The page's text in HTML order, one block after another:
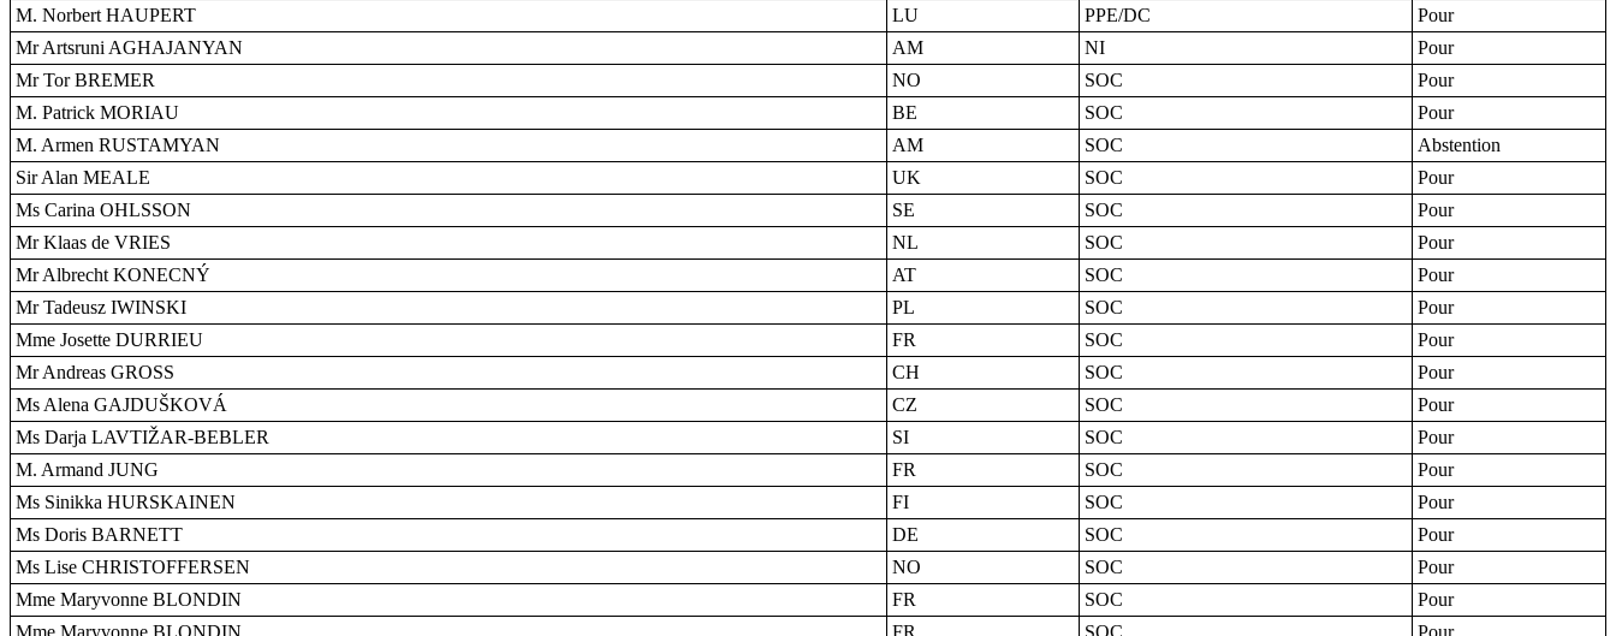
M. Norbert HAUPERT
LU PPE/DC
Pour
Mr Artsruni AGHAJANYAN
AM NI
Pour
Mr Tor BREMER
NO SOC
Pour
M. Patrick MORIAU
BE SOC
Pour
M. Armen RUSTAMYAN
AM SOC
Abstention
Sir Alan MEALE
UK SOC
Pour
Ms Carina OHLSSON
SE SOC
Pour
Mr Klaas de VRIES
NL SOC
Pour
Mr Albrecht KONECNÝ
AT SOC
Pour
Mr Tadeusz IWINSKI
PL SOC
Pour
Mme Josette DURRIEU
FR SOC
Pour
Mr Andreas GROSS
CH SOC
Pour
Ms Alena GAJDUŠKOVÁ
CZ SOC
Pour
Ms Darja LAVTIŽAR-BEBLER
SI SOC
Pour
M. Armand JUNG
FR SOC
Pour
Ms Sinikka HURSKAINEN
FI SOC
Pour
Ms Doris BARNETT
DE SOC
Pour
Ms Lise CHRISTOFFERSEN
NO SOC
Pour
Mme Maryvonne BLONDIN
FR SOC
Pour
Mme Maryvonne BLONDIN
FR SOC
Pour